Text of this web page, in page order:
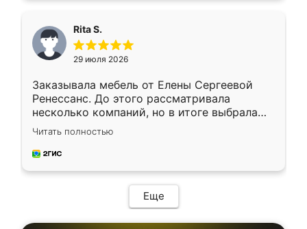
Rita S.
29 июля 2026
Заказывала мебель от Елены Сергеевой
Ренессанс. До этого рассматривала
несколько компаний, но в итоге выбрала
эту. Сначала обговорили условия, потом
приехал замерщик, всё спокойно объяснил
и снял размеры. Изготовили в срок, с
мебель сразу встала на свое место без
каких-либо доработок. Качеством осталась
довольна, все выглядит так, как и ожидала.
Читать полностью
Еще